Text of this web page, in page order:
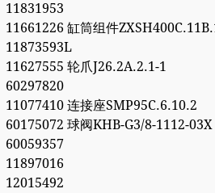
11831953
11661226 缸筒组件
11873593L
11627555 轮爪J26.2A.2.1-1
60297820
11077410 连接座SMP95C.6.10.2
60175072 球阀KHB-G3/8-1112-03X
60059357
11897016
12015492